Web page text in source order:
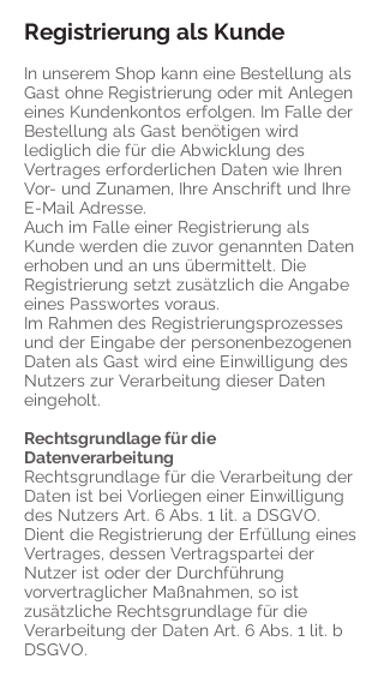
Registrierung als Kunde
In unserem Shop kann eine Bestellung als
Gast ohne Registrierung oder mit Anlegen
eines Kundenkontos erfolgen. Im Falle der
Bestellung als Gast benötigen wird
lediglich die für die Abwicklung des
Vertrages erforderlichen Daten wie Ihren
Vor- und Zunamen, Ihre Anschrift und Ihre
E-Mail Adresse.
Auch im Falle einer Registrierung als
Kunde werden die zuvor genannten Daten
erhoben und an uns übermittelt. Die
Registrierung setzt zusätzlich die Angabe
eines Passwortes voraus.
Im Rahmen des Registrierungsprozesses
und der Eingabe der personenbezogenen
Daten als Gast wird eine Einwilligung des
Nutzers zur Verarbeitung dieser Daten
eingeholt.
Rechtsgrundlage für die
Datenverarbeitung
Rechtsgrundlage für die Verarbeitung der
Daten ist bei Vorliegen einer Einwilligung
des Nutzers Art. 6 Abs. 1 lit. a DSGVO.
Dient die Registrierung der Erfüllung eines
Vertrages, dessen Vertragspartei der
Nutzer ist oder der Durchführung
vorvertraglicher Maßnahmen, so ist
zusätzliche Rechtsgrundlage für die
Verarbeitung der Daten Art. 6 Abs. 1 lit. b
DSGVO.